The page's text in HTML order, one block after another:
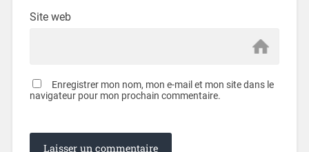
Site web
Enregistrer mon nom, mon e-mail et mon site dans le
navigateur pour mon prochain commentaire.